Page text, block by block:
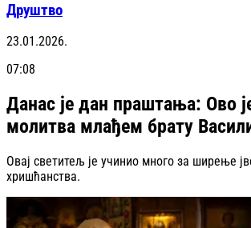
Друштво
23.01.2026.
07:08
Данас је дан праштања: Ово
молитва млађем брату
Овај светитељ је учинио много за ширење
хришћанства.